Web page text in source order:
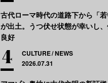
古代ローマ時代の道路下から「若
が出土。うつ伏せ状態が幸いし
良好
CULTURE NEWS
2026.07.31